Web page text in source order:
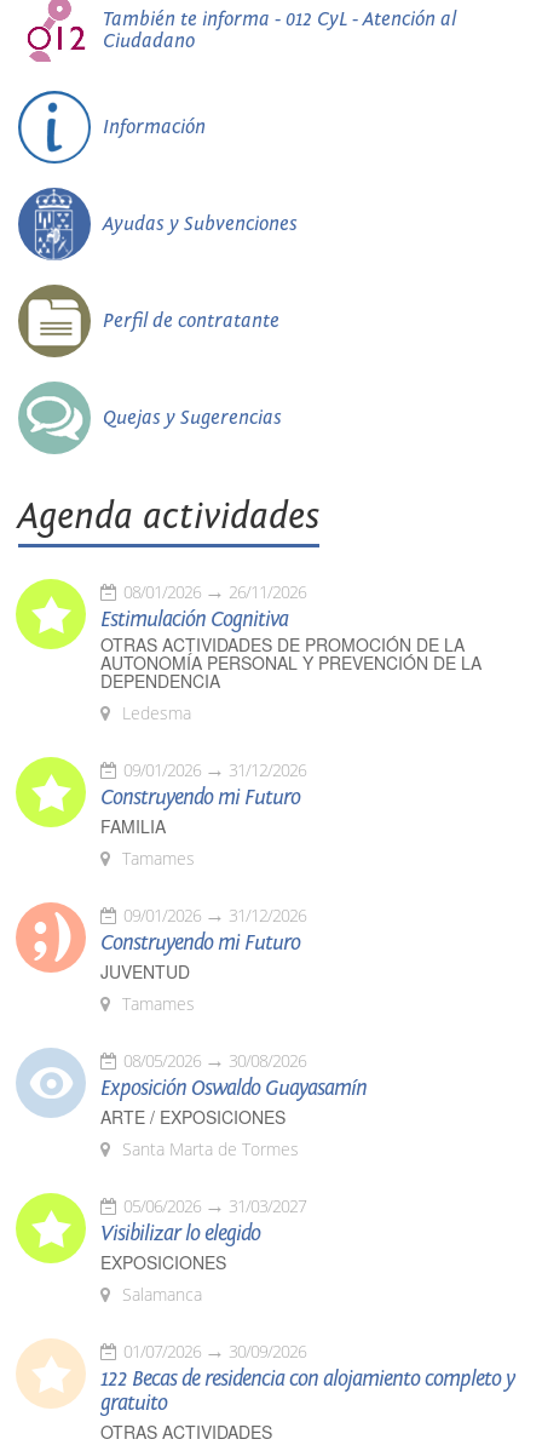
También te informa - 012 CyL - Atención al
Ciudadano
Información
Ayudas y Subvenciones
Perfil de contratante
Quejas y Sugerencias
Agenda actividades
08/01/2026 26/11/2026
Estimulación Cognitiva
OTRAS ACTIVIDADES DE PROMOCIÓN DE LA
AUTONOMÍA PERSONAL Y PREVENCIÓN DE LA
DEPENDENCIA
Ledesma
09/01/2026 31/12/2026
Construyendo mi Futuro
FAMILIA
Tamames
09/01/2026 31/12/2026
Construyendo mi Futuro
JUVENTUD
Tamames
08/05/2026 30/08/2026
Exposición Oswaldo Guayasamín
ARTE / EXPOSICIONES
Santa Marta de Tormes
05/06/2026 31/03/2027
Visibilizar lo elegido
EXPOSICIONES
Salamanca
01/07/2026 30/09/2026
122 Becas de residencia con alojamiento completo y
gratuito
OTRAS ACTIVIDADES